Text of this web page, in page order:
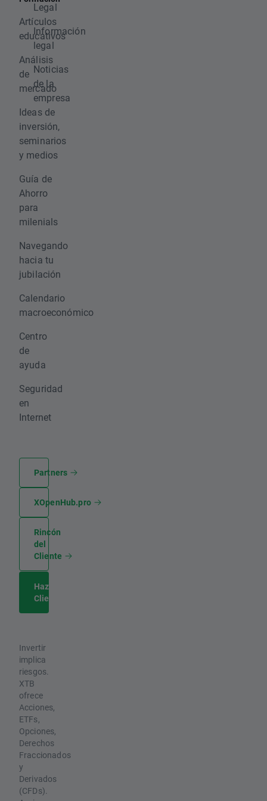
Artículos
educativos
Análisis
de
mercado
Ideas de
inversión,
seminarios
y medios
Guía de
Ahorro
para
milenials
Navegando
hacia tu
jubilación
Calendario
macroeconómico
Centro
de
ayuda
Seguridad
en
Internet
Legal
Información
legal
Noticias
de la
empresa
Partners
XOpenHub.pro
Rincón
del
Cliente
Hazte
Cliente
Invertir
implica
riesgos.
XTB
ofrece
Acciones,
ETFs,
Opciones,
Derechos
Fraccionados
y
Derivados
(CFDs).